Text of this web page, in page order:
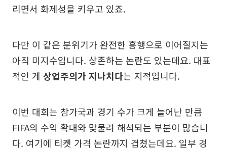
리면서 화제성을 키우고 있죠.
다만 이 같은 분위기가 완전한 흥행으로 이어질지는
아직 미지수입니다. 상존하는 논란도 있는데요. 대표
적인 게 상업주의가 지나치다는 지적입니다.
이번 대회는 참가국과 경기 수가 크게 늘어난 만큼
FIFA의 수익 확대와 맞물려 해석되는 부분이 많습니
다. 여기에 티켓 가격 논란까지 겹쳤는데요. 일부 경